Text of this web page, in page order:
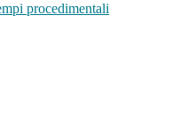
procedimentali